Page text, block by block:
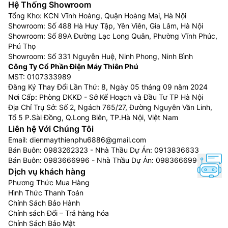
trình vui lòng Liên Hệ:
Khách hàng ở Khu vực Ninh Bình xin vui lòng liên
hệ: 0912339019
Khách hàng ở Khu vực Vĩnh Phúc xin vui lòng liên
hệ: 0982067318
Khách hàng ở Khu vực Bắc Giang xin vui lòng liên
hệ: 0983666996
Hệ Thống Showroom
Tổng Kho: KCN Vĩnh Hoàng, Quận Hoàng Mai, Hà Nội
Showroom: Số 488 Hà Huy Tập, Yên Viên, Gia Lâm, Hà Nội
Showroom: Số 89A Đường Lạc Long Quân, Phường Vĩnh Phúc,
Phú Thọ
Showroom: Số 331 Nguyễn Huệ, Ninh Phong, Ninh Bình
Công Ty Cổ Phần Điện Máy Thiên Phú
MST: 0107333989
Đăng Ký Thay Đổi Lần Thứ: 8, Ngày 05 tháng 09 năm 2024
Nơi Cấp: Phòng DKKD - Sở Kế Hoạch và Đầu Tư TP Hà Nội
Địa Chỉ Trụ Sở: Số 2, Ngách 765/27, Đường Nguyễn Văn Linh,
Tổ 5 P.Sài Đồng, Q.Long Biên, TP.Hà Nội, Việt Nam
Liên hệ Với Chúng Tôi
Email: dienmaythienphu6886@gmail.com
Bán Buôn: 0983262323 - Nhà Thầu Dự Án: 0913836633
Bán Buôn: 0983666996 - Nhà Thầu Dự Án: 0983666996
Dịch vụ khách hàng
Phương Thức Mua Hàng
Hình Thức Thanh Toán
Chính Sách Bảo Hành
Chính sách Đổi – Trả hàng hóa
Chính Sách Bảo Mật